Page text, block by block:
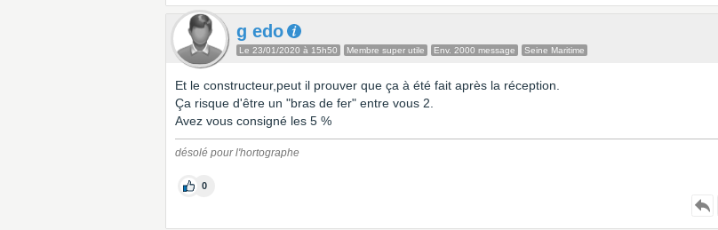
g edo
Le 23/01/2020 à 15h50 Membre super utile Env. 2000 message Seine Maritime
Et le constructeur,peut il prouver que ça à été fait après la réception.
Ça risque d'être un "bras de fer" entre vous 2.
Avez vous consigné les 5 %
désolé pour l'hortographe
0